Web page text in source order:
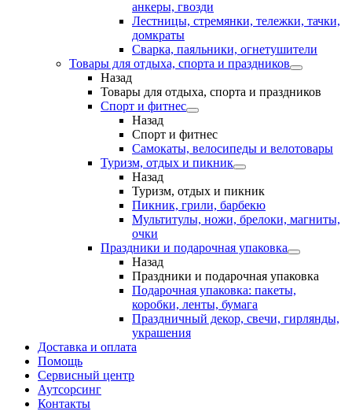
анкеры, гвозди
Лестницы, стремянки, тележки, тачки,
домкраты
Сварка, паяльники, огнетушители
Товары для отдыха, спорта и праздников
Назад
Товары для отдыха, спорта и праздников
Спорт и фитнес
Назад
Спорт и фитнес
Самокаты, велосипеды и велотовары
Туризм, отдых и пикник
Назад
Туризм, отдых и пикник
Пикник, грили, барбекю
Мультитулы, ножи, брелоки, магниты,
очки
Праздники и подарочная упаковка
Назад
Праздники и подарочная упаковка
Подарочная упаковка: пакеты,
коробки, ленты, бумага
Праздничный декор, свечи, гирлянды,
украшения
Доставка и оплата
Помощь
Сервисный центр
Аутсорсинг
Контакты